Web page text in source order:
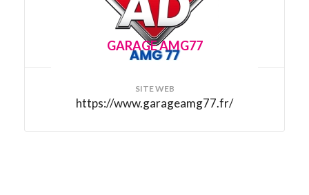
GARAGE AMG77
SITE WEB
https://www.garageamg77.fr/